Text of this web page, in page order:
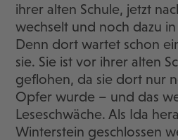
ihrer alten Schule, jetzt
wechselt und noch dazu
Denn dort wartet schon
sie. Sie ist vor ihrer alten
geflohen, da sie dort nur
Opfer wurde – und das
Leseschwäche. Als Ida
Winterstein geschlossen